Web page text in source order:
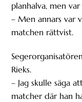
planhalva, men
– Men annars var
matchen rättvist.
Rieks.
– Jag skulle säga
matcher där han